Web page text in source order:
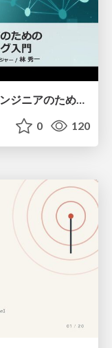
【CEDEC2026】グラフィックスエンジニアのためのニューラルシェーディング入門
0 120